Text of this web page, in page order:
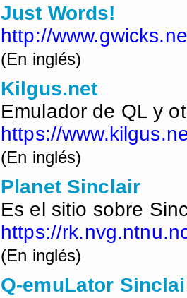
Just Words!
http://
(En inglés)
Kilgus.net
Emulador de QL y
https://
(En inglés)
Planet Sinclair
Es el sitio sobre
https://
(En inglés)
Q-emuLator